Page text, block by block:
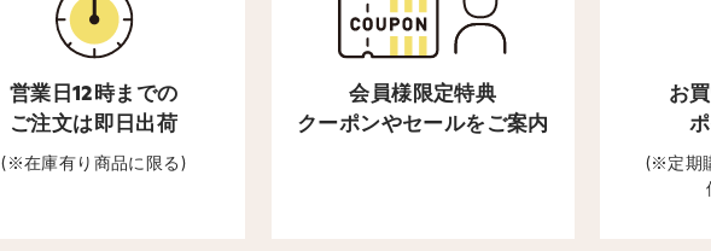
営業日12時までの
ご注文は即日出荷
(※在庫有り商品に限る)
会員様限定特典
クーポンやセールをご案内
お
(※定期